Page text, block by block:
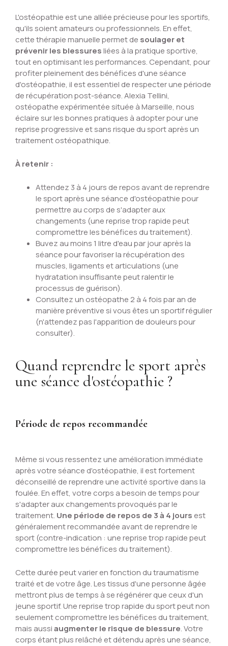
L'ostéopathie est une alliée précieuse pour les sportifs,
qu'ils soient amateurs ou professionnels. En effet,
cette thérapie manuelle permet de soulager et
prévenir les blessuresliées à la pratique sportive,
tout en optimisant les performances. Cependant, pour
profiter pleinement des bénéfices d'une séance
d'ostéopathie, il est essentiel de respecter une période
de récupération post-séance. Alexia Tellini,
ostéopathe expérimentée située à Marseille, nous
éclaire sur les bonnes pratiques à adopter pour une
reprise progressive et sans risque du sport après un
traitement ostéopathique.
À retenir :
Attendez 3 à 4 jours de repos avant de reprendre
le sport après une séance d'ostéopathie pour
permettre au corps de s'adapter aux
changements (une reprise trop rapide peut
compromettre les bénéfices du traitement).
Buvez au moins 1 litre d'eau par jour après la
séance pour favoriser la récupération des
muscles, ligaments et articulations (une
hydratation insuffisante peut ralentir le
processus de guérison).
Consultez un ostéopathe 2 à 4 fois par an de
manière préventive si vous êtes un sportif régulier
(n'attendez pas l'apparition de douleurs pour
consulter).
Quand reprendre le sport après
une séance d'ostéopathie ?
Période de repos recommandée
Même si vous ressentez une amélioration immédiate
après votre séance d'ostéopathie, il est fortement
déconseillé de reprendre une activité sportive dans la
foulée. En effet, votre corps a besoin de temps pour
s'adapter aux changements provoqués par le
traitement. Une période de repos de 3 à 4 jours est
généralement recommandée avant de reprendre le
sport (contre-indication : une reprise trop rapide peut
compromettre les bénéfices du traitement).
Cette durée peut varier en fonction du traumatisme
traité et de votre âge. Les tissus d'une personne âgée
mettront plus de temps à se régénérer que ceux d'un
jeune sportif. Une reprise trop rapide du sport peut non
seulement compromettre les bénéfices du traitement,
mais aussiaugmenter le risque de blessure. Votre
corps étant plus relâché et détendu après une séance,